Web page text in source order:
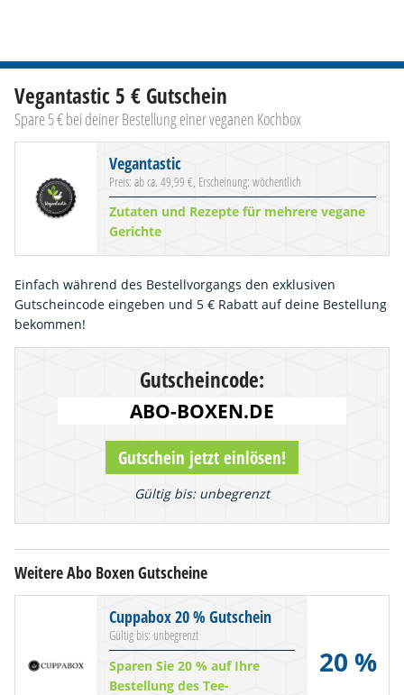
Vegantastic 5 € Gutschein
Spare 5 € bei deiner Bestellung einer veganen Kochbox
Vegantastic
Preis: ab ca. 49,99 €, Erscheinung: wöchentlich
Zutaten und Rezepte für mehrere vegane
Gerichte
Einfach während des Bestellvorgangs den exklusiven
Gutscheincode eingeben und 5 € Rabatt auf deine Bestellung
bekommen!
Gutscheincode:
Gutschein jetzt einlösen!
Gültig bis: unbegrenzt
Weitere Abo Boxen Gutscheine
Cuppabox 20 % Gutschein
Gültig bis: unbegrenzt
Sparen Sie 20 % auf Ihre
Bestellung des Tee-
20 %